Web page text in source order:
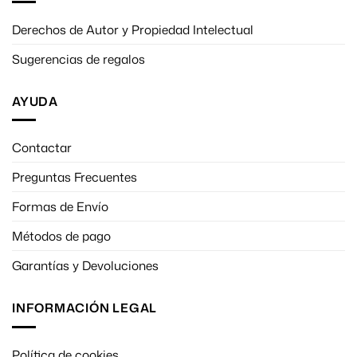
Derechos de Autor y Propiedad Intelectual
Sugerencias de regalos
AYUDA
Contactar
Preguntas Frecuentes
Formas de Envío
Métodos de pago
Garantías y Devoluciones
INFORMACIÓN LEGAL